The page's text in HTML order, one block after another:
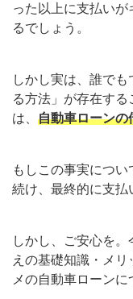
った以上に支払い
るでしょう。
しかし実は、誰で
る方法」が存在す
は、 自動車ローンの
もしこの事実につ
続け、最終的に支払
しかし、ご安心を
えの基礎知識・メ
メの自動車ローンに